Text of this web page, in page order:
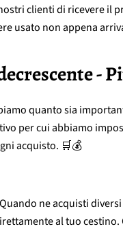
clienti di ricevere il
usato non appena
-
quanto sia
per cui abbiamo
acquisto. 🛒💰
ne acquisti diversi
al tuo